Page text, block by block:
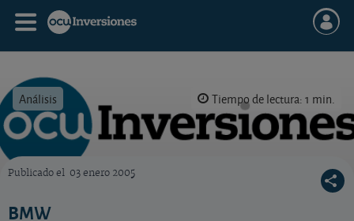
Análisis Tiempo de lectura: 1 min.
Publicado el 03 enero 2005
BMW